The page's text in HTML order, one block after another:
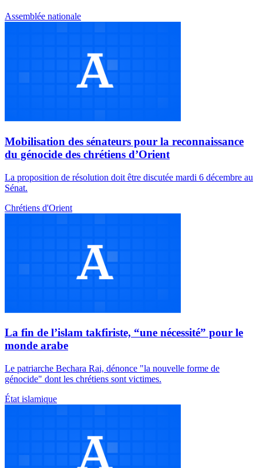
Assemblée nationale
Mobilisation des sénateurs pour la reconnaissance
du génocide des chrétiens d’Orient
La proposition de résolution doit être discutée mardi 6 décembre au
Sénat.
Chrétiens d'Orient
La fin de l’islam takfiriste, “une nécessité” pour le
monde arabe
Le patriarche Bechara Rai, dénonce "la nouvelle forme de
génocide" dont les chrétiens sont victimes.
État islamique